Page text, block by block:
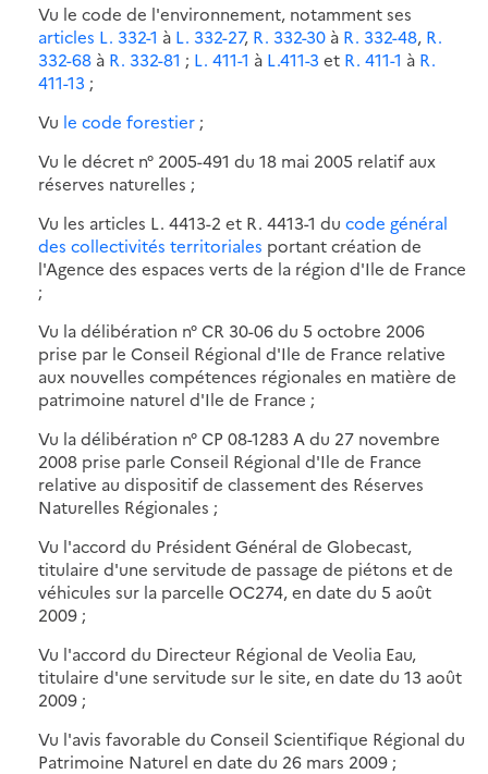
Vu le code de l'environnement, notamment ses
articles L. 332-1 à L. 332-27, R. 332-30 à R. 332-48, R.
332-68 à R. 332-81 ; L. 411-1 à L.411-3 et R. 411-1 à R.
411-13 ;
Vu le code forestier ;
Vu le décret n° 2005-491 du 18 mai 2005 relatif aux
réserves naturelles ;
Vu les articles L. 4413-2 et R. 4413-1 du code général
des collectivités territoriales portant création de
l'Agence des espaces verts de la région d'Ile de France
;
Vu la délibération n° CR 30-06 du 5 octobre 2006
prise par le Conseil Régional d'Ile de France relative
aux nouvelles compétences régionales en matière de
patrimoine naturel d'Ile de France ;
Vu la délibération n° CP 08-1283 A du 27 novembre
2008 prise parle Conseil Régional d'Ile de France
relative au dispositif de classement des Réserves
Naturelles Régionales ;
Vu l'accord du Président Général de Globecast,
titulaire d'une servitude de passage de piétons et de
véhicules sur la parcelle OC274, en date du 5 août
2009 ;
Vu l'accord du Directeur Régional de Veolia Eau,
titulaire d'une servitude sur le site, en date du 13 août
2009 ;
Vu l'avis favorable du Conseil Scientifique Régional du
Patrimoine Naturel en date du 26 mars 2009 ;